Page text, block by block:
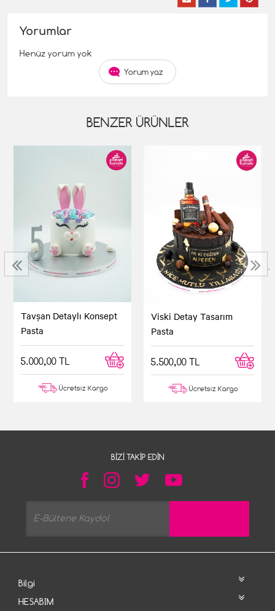
Yorumlar
Henüz yorum yok
Yorum yaz
BENZER ÜRÜNLER
Tavşan Detaylı Konsept
Pasta
5.000,00 TL
Ücretsiz Kargo
Viski Detay Tasarım
Pasta
5.500,00 TL
Ücretsiz Kargo
‹ ›
BIZI TAKIP EDIN
Bilgi
HESABIM